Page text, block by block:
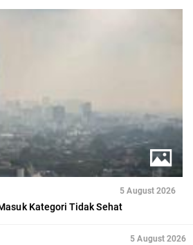
5 August 2026
Kategori Tidak Sehat
5 August 2026